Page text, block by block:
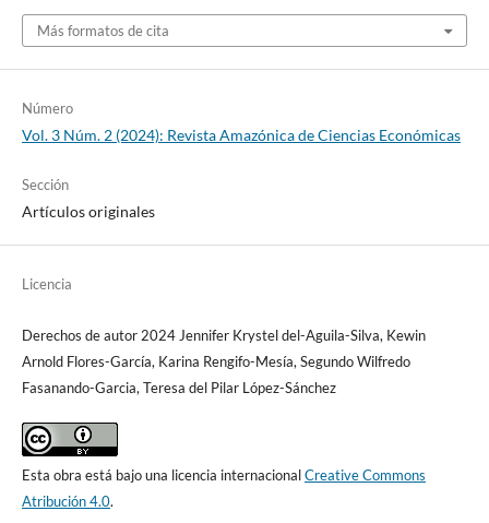
Más formatos de cita
Número
Vol. 3 Núm. 2 (2024): Revista Amazónica de Ciencias Económicas
Sección
Artículos originales
Licencia
Derechos de autor 2024 Jennifer Krystel del-Aguila-Silva, Kewin
Arnold Flores-García, Karina Rengifo-Mesía, Segundo Wilfredo
Fasanando-Garcia, Teresa del Pilar López-Sánchez
Esta obra está bajo una licencia internacionalCreative Commons
Atribución 4.0.